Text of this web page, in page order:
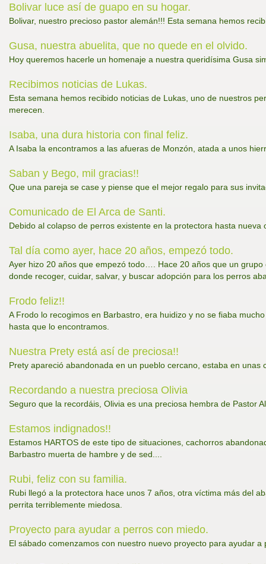
Bolivar luce así de guapo en su hogar.
Bolivar, nuestro precioso pastor alemán!!! Esta semana hemos
Gusa, nuestra abuelita, que no quede en el olvido.
Hoy queremos hacerle un homenaje a nuestra queridísima Gusa
Recibimos noticias de Lukas.
Esta semana hemos recibido noticias de Lukas, uno de nuestros
merecen.
Isaba, una dura historia con final feliz.
A Isaba la encontramos a las afueras de Monzón, atada a unos
Saban y Bego, mil gracias!!
Que una pareja se case y piense que el mejor regalo para sus
Comunicado de El Arca de Santi.
Debido al colapso de perros existente en la protectora hasta
Tal día como ayer, hace 20 años, empezó todo.
Ayer hizo 20 años que empezó todo…. Hace 20 años que un
donde recoger, cuidar, salvar, y buscar adopción para los perros
Frodo feliz!!
A Frodo lo recogimos en Barbastro, era huidizo y no se fiaba
hasta que lo encontramos.
Nuestra Prety está así de preciosa!!
Prety apareció abandonada en un pueblo cercano, estaba en
Recordando a nuestra preciosa Olivia
Seguro que la recordáis, Olivia es una preciosa hembra de Pastor
Estamos indignados!!
Estamos HARTOS de este tipo de situaciones, cachorros
Barbastro muerta de hambre y de sed....
Rubi, feliz con su familia.
Rubi llegó a la protectora hace unos 7 años, otra víctima más del
perrita terriblemente miedosa.
Proyecto para ayudar a perros con miedo.
El sábado comenzamos con nuestro nuevo proyecto para ayudar